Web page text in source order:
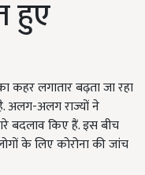
हुए
कहर लगातार बढ़ता जा रहा
अलग-अलग राज्यों ने
बदलाव किए हैं. इस बीच
के लिए कोरोना की जांच